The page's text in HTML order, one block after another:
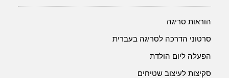
הוראות סריגה
סרטוני הדרכה לסריגה בעברית
הפעלה ליום הולדת
סקיצות לעיצוב שטיחים